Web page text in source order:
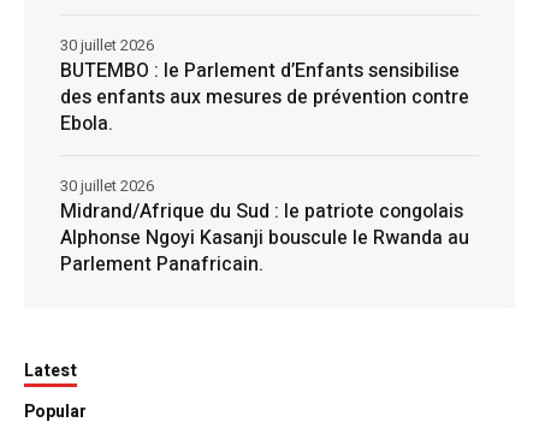
BUTEMBO : le Parlement d’Enfants sensibilise
des enfants aux mesures de prévention contre
Ebola.
30 juillet 2026
Midrand/Afrique du Sud : le patriote congolais
Alphonse Ngoyi Kasanji bouscule le Rwanda au
Parlement Panafricain.
30 juillet 2026
Latest
Popular